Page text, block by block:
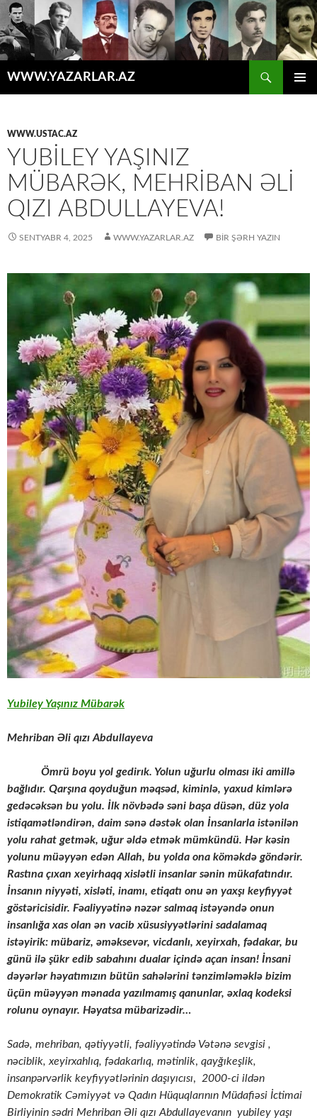
WWW.YAZARLAR.AZ
WWW.USTAC.AZ
YUBILEY YAŞINIZ
MÜBARƏK, MEHRIBAN ƏLI
QIZI ABDULLAYEVA!
SENTYABR 4, 2025 WWW.YAZARLAR.AZ BIR ŞƏRH YAZIN
Yubiley Yaşınız Mübarək
Mehriban Əli qızı Abdullayeva
Ömrü boyu yol gedirık. Yolun uğurlu olması iki amillə
bağlıdır. Qarşına qoyduğun məqsəd, kiminlə, yaxud kimlərə
gedəcəksən bu yolu. İlk növbədə səni başa düsən, düz yola
istiqamətləndirən, daim sənə dəstək olan İnsanlarla istənilən
yolu rahat getmək, uğur əldə etmək mümkündü. Hər kəsin
yolunu müəyyən edən Allah, bu yolda ona köməkdə göndərir.
Rastına çıxan xeyirhaqq xislətli insanlar sənin mükafatındır.
İnsanın niyyəti, xisləti, inamı, etiqatı onu ən yaxşı keyfiyyət
göstəricisidir. Fəaliyyətinə nəzər salmaq istəyəndə onun
insanlığa xas olan ən vacib xüsusiyyətlərini sadalamaq
istəyirik: mübariz, əməksevər, vicdanlı, xeyirxah, fədakar, bu
günü ilə şükr edib sabahını dualar içində açan insan! İnsani
dəyərlər həyatımızın bütün sahələrini tənzimləməklə bizim
üçün müəyyən mənada yazılmamış qanunlar, əxlaq kodeksi
rolunu oynayır. Həyatsa mübarizədir…
Sadə, mehriban, qətiyyətli, fəaliyyətində Vətənə sevgisi ,
nəciblik, xeyirxahlıq, fədakarlıq, mətinlik, qayğıkeşlik,
insanpərvərlik keyfiyyətlərinin daşıyıcısı, 2000-ci ildən
Demokratik Cəmiyyət və Qadın Hüquqlarının Müdafiəsi İctimai
Birliyinin sədri Mehriban Əli qızı Abdullayevanın yubiley yaşı